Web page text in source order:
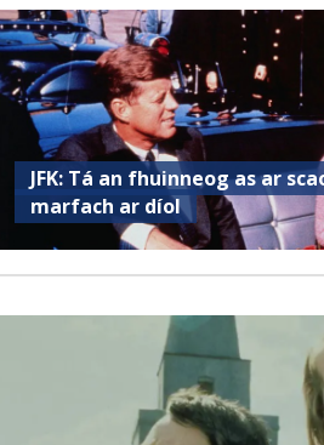
JFK: Tá an fhuinneog as ar
marfach ar díol